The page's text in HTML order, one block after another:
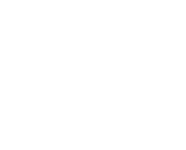
mondjon valamit kiváltsam e igy a
válaszoljon